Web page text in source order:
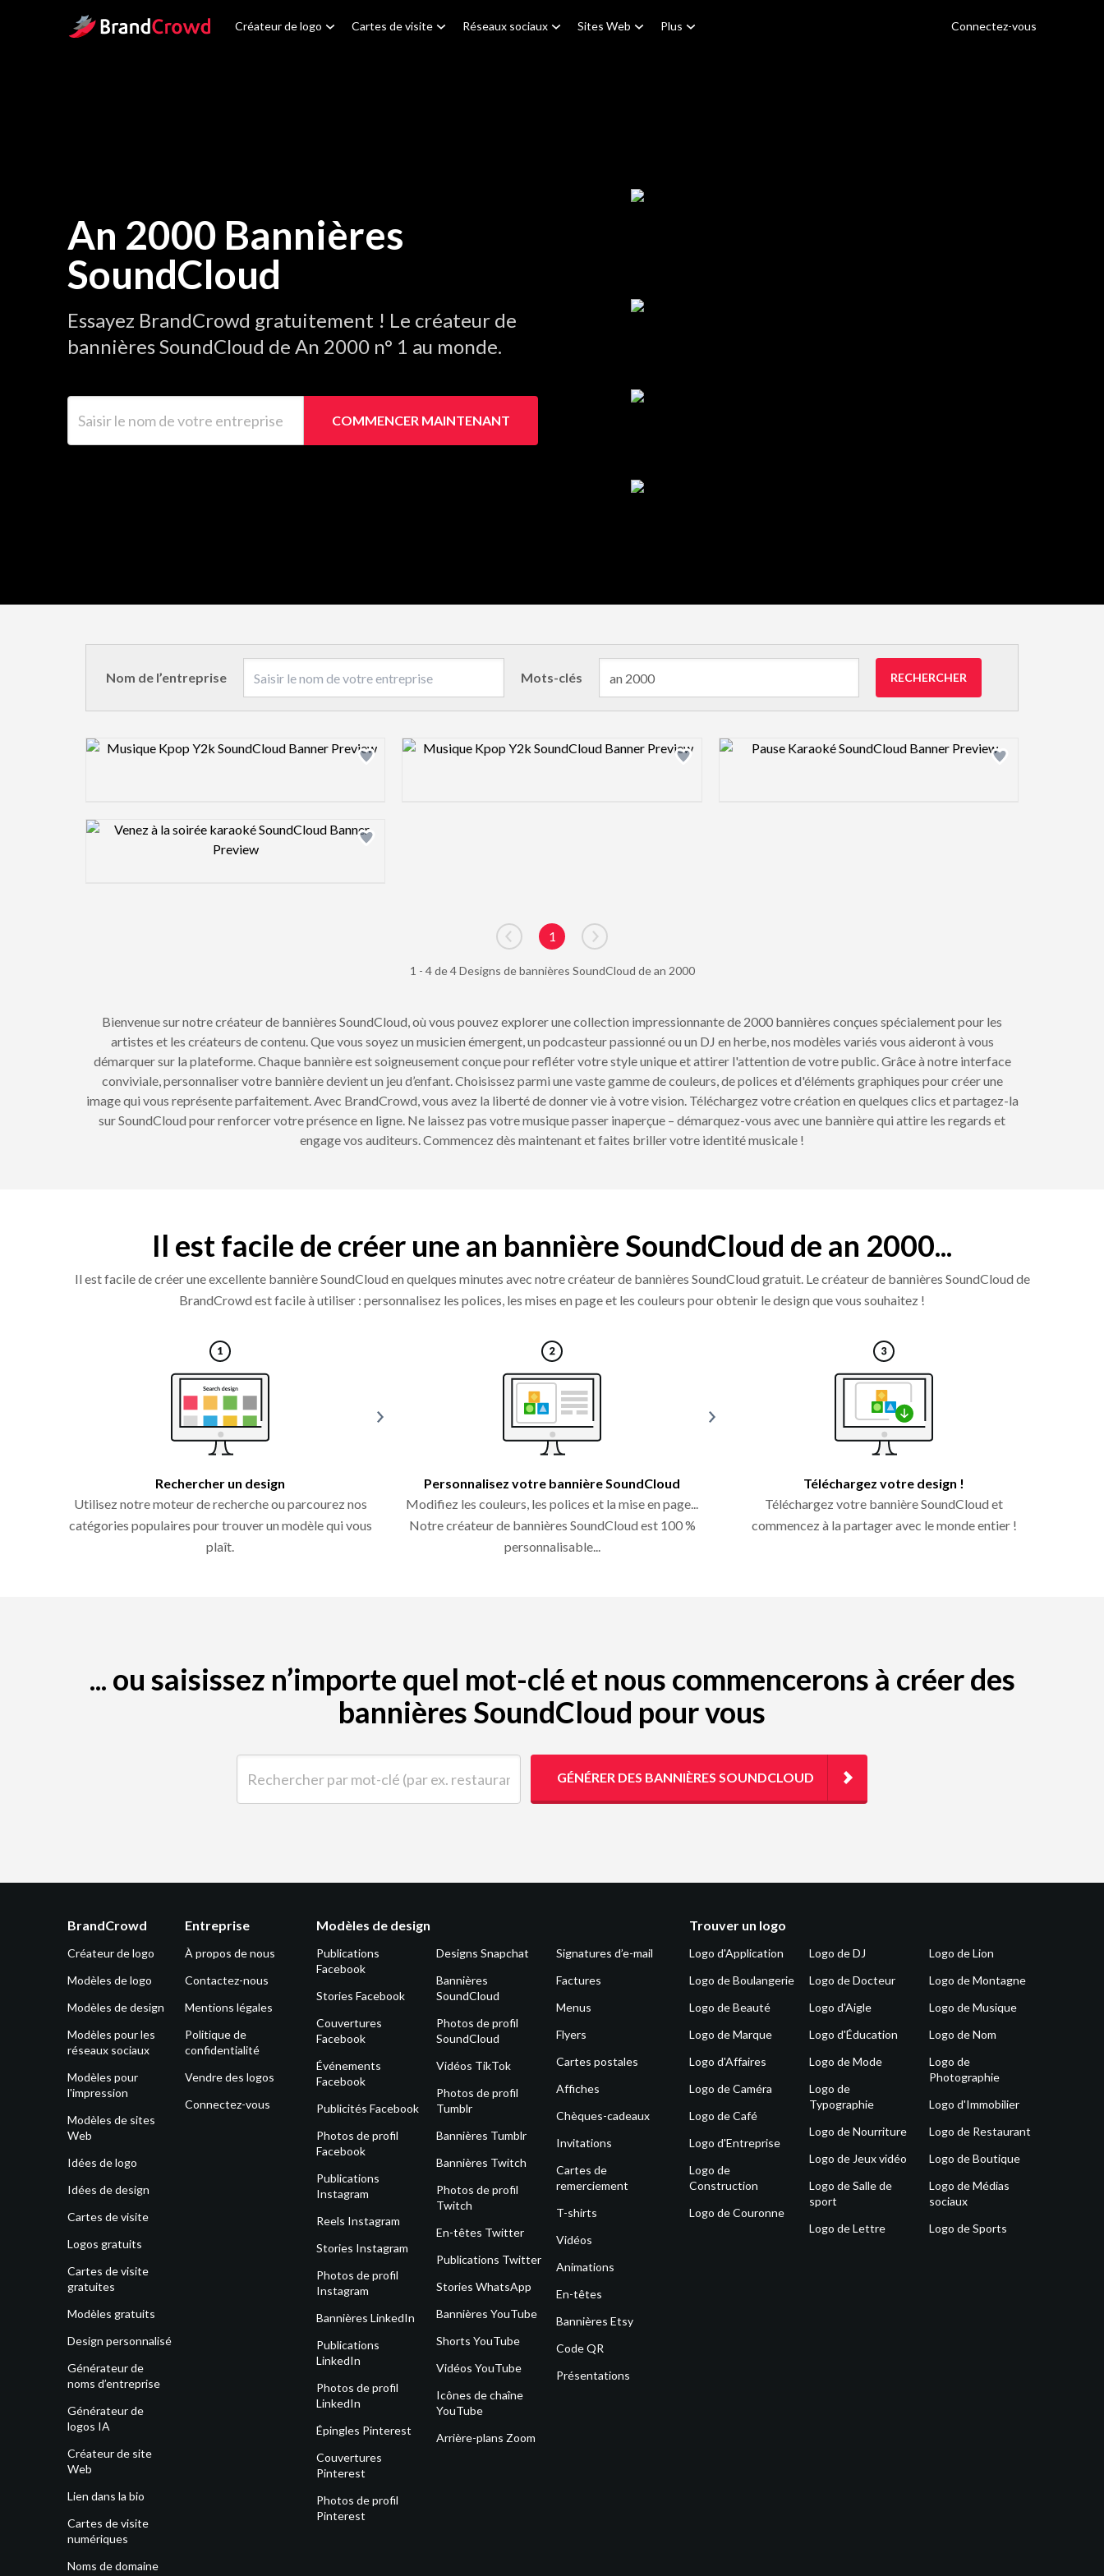
Site Logo Créateur de logo Cartes de visite Réseaux sociaux Sites Web Plus Connectez-vous
An 2000 Bannières
SoundCloud
Essayez BrandCrowd gratuitement ! Le créateur de
bannières SoundCloud de An 2000 n° 1 au monde.
COMMENCER MAINTENANT
Nom de l’entreprise Mots-clés RECHERCHER
Design preview image Design preview image Design preview image
Design preview image
Go to previous page
1
Go to next page
1 - 4 de 4 Designs de bannières SoundCloud de an 2000
Bienvenue sur notre créateur de bannières SoundCloud, où vous pouvez explorer une collection impressionnante de 2000 bannières conçues spécialement pour les
artistes et les créateurs de contenu. Que vous soyez un musicien émergent, un podcasteur passionné ou un DJ en herbe, nos modèles variés vous aideront à vous
démarquer sur la plateforme. Chaque bannière est soigneusement conçue pour refléter votre style unique et attirer l'attention de votre public. Grâce à notre interface
conviviale, personnaliser votre bannière devient un jeu d’enfant. Choisissez parmi une vaste gamme de couleurs, de polices et d'éléments graphiques pour créer une
image qui vous représente parfaitement. Avec BrandCrowd, vous avez la liberté de donner vie à votre vision. Téléchargez votre création en quelques clics et partagez-la
sur SoundCloud pour renforcer votre présence en ligne. Ne laissez pas votre musique passer inaperçue – démarquez-vous avec une bannière qui attire les regards et
engage vos auditeurs. Commencez dès maintenant et faites briller votre identité musicale !
Il est facile de créer une an bannière SoundCloud de an 2000...
Il est facile de créer une excellente bannière SoundCloud en quelques minutes avec notre créateur de bannières SoundCloud gratuit. Le créateur de bannières SoundCloud de
BrandCrowd est facile à utiliser : personnalisez les polices, les mises en page et les couleurs pour obtenir le design que vous souhaitez !
Rechercher un design
Utilisez notre moteur de recherche ou parcourez nos
catégories populaires pour trouver un modèle qui vous
plaît.
Personnalisez votre bannière SoundCloud
Modifiez les couleurs, les polices et la mise en page...
Notre créateur de bannières SoundCloud est 100 %
personnalisable...
Téléchargez votre design !
Téléchargez votre bannière SoundCloud et
commencez à la partager avec le monde entier !
... ou saisissez n’importe quel mot-clé et nous commencerons à créer des
bannières SoundCloud pour vous
GÉNÉRER DES BANNIÈRES SOUNDCLOUD
BrandCrowd
Créateur de logo
Modèles de logo
Modèles de design
Modèles pour les
réseaux sociaux
Modèles pour
l'impression
Modèles de sites
Web
Idées de logo
Idées de design
Cartes de visite
Logos gratuits
Cartes de visite
gratuites
Modèles gratuits
Design personnalisé
Générateur de
noms d’entreprise
Générateur de
logos IA
Créateur de site
Web
Lien dans la bio
Cartes de visite
numériques
Noms de domaine
Entreprise
À propos de nous
Contactez-nous
Mentions légales
Politique de
confidentialité
Vendre des logos
Connectez-vous
Modèles de design
Publications
Facebook
Stories Facebook
Couvertures
Facebook
Événements
Facebook
Publicités Facebook
Photos de profil
Facebook
Publications
Instagram
Reels Instagram
Stories Instagram
Photos de profil
Instagram
Bannières LinkedIn
Publications
LinkedIn
Photos de profil
LinkedIn
Épingles Pinterest
Couvertures
Pinterest
Photos de profil
Pinterest
Designs Snapchat
Bannières
SoundCloud
Photos de profil
SoundCloud
Vidéos TikTok
Photos de profil
Tumblr
Bannières Tumblr
Bannières Twitch
Photos de profil
Twitch
En-têtes Twitter
Publications Twitter
Stories WhatsApp
Bannières YouTube
Shorts YouTube
Vidéos YouTube
Icônes de chaîne
YouTube
Arrière-plans Zoom
Signatures d’e-mail
Factures
Menus
Flyers
Cartes postales
Affiches
Chèques-cadeaux
Invitations
Cartes de
remerciement
T-shirts
Vidéos
Animations
En-têtes
Bannières Etsy
Code QR
Présentations
Trouver un logo
Logo d'Application
Logo de Boulangerie
Logo de Beauté
Logo de Marque
Logo d'Affaires
Logo de Caméra
Logo de Café
Logo d'Entreprise
Logo de
Construction
Logo de Couronne
Logo de DJ
Logo de Docteur
Logo d'Aigle
Logo d'Éducation
Logo de Mode
Logo de
Typographie
Logo de Nourriture
Logo de Jeux vidéo
Logo de Salle de
sport
Logo de Lettre
Logo de Lion
Logo de Montagne
Logo de Musique
Logo de Nom
Logo de
Photographie
Logo d'Immobilier
Logo de Restaurant
Logo de Boutique
Logo de Médias
sociaux
Logo de Sports